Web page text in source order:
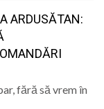
ARDUSĂTAN:
fără să vrem în